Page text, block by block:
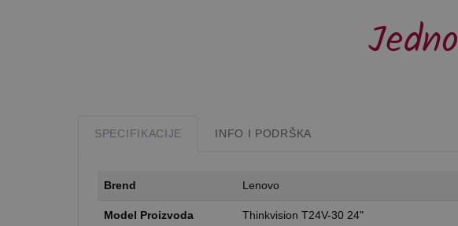
SPECIFIKACIJE INFO I PODRŠKA
Brend Lenovo
Model Proizvoda Thinkvision T24V-30 24"